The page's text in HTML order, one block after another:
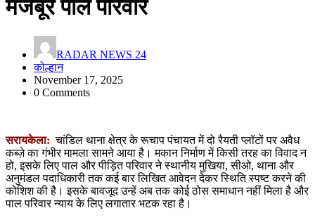
मजबूर पाल परिवार
RADAR NEWS 24
कोल्हान
November 17, 2025
0 Comments
सरायकेला:चांडिल थाना क्षेत्र के रूचाप पंचायत में दो रैयती प्लॉटों पर अवैध
कब्ज़े का गंभीर मामला सामने आया है। मकान निर्माण में किसी तरह का विवाद न
हो, इसके लिए पाल और पीड़ित परिवार ने स्थानीय मुखिया, सीओ, थाना और
अनुमंडल पदाधिकारी तक कई बार लिखित आवेदन देकर स्थिति स्पष्ट करने की
कोशिश की है। इसके बावजूद उन्हें अब तक कोई ठोस समाधान नहीं मिला है और
पाल परिवार न्याय के लिए लगातार भटक रहा है।